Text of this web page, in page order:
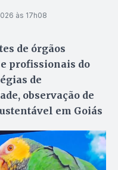
às 17h08
de órgãos
profissionais do
de
observação de
em Goiás